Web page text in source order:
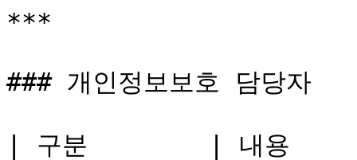
***
### 개인정보보호 담당자
| 구분        | 내